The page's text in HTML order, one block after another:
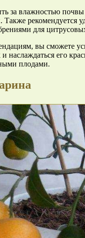
за влажностью
рекомендуется
для
вы сможете
наслаждаться его
плодами.